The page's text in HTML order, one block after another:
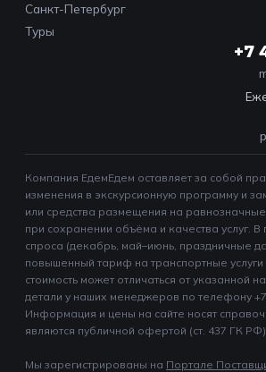
Санкт-Петербург
Туры
+7
Компания ЕдемЕдем оставляет за собой
изменения в экскурсионную программу и
или средства размещения на
при сохранении объёма и качества услуг.
спроса (декабрь, май–июнь, праздничные
повышенный тариф на транспортные
стоимость может отличаться от указанной
детали у наших менеджеров по телефону
Информация и цены на сайте носят
являются публичной офертой (ст. 437 ГК
Мы зарегистрированы на Портале